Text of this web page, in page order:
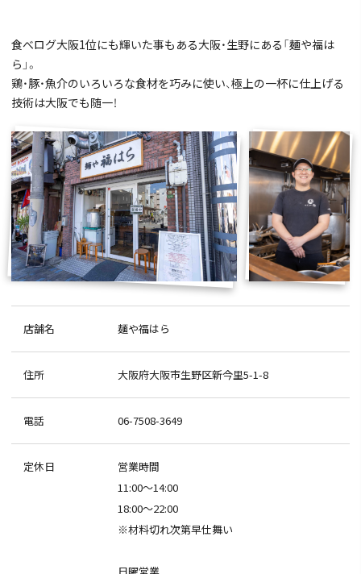
食べログ大阪1位にも輝いた事もある大阪・生野にある「麺や福は
ら」。
鶏・豚・魚介のいろいろな食材を巧みに使い、極上の一杯に仕上げる
技術は大阪でも随一！
店舗名 麺や福はら
住所 大阪府大阪市生野区新今里5-1-8
電話 06-7508-3649
定休日
営業時間
11:00～14:00
18:00～22:00
※材料切れ次第早仕舞い